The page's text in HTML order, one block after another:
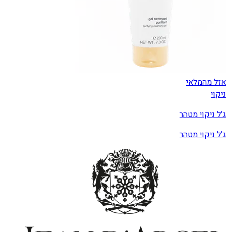
אזל מהמלאי
ניקוי
ג'ל ניקוי מטהר
ג'ל ניקוי מטהר